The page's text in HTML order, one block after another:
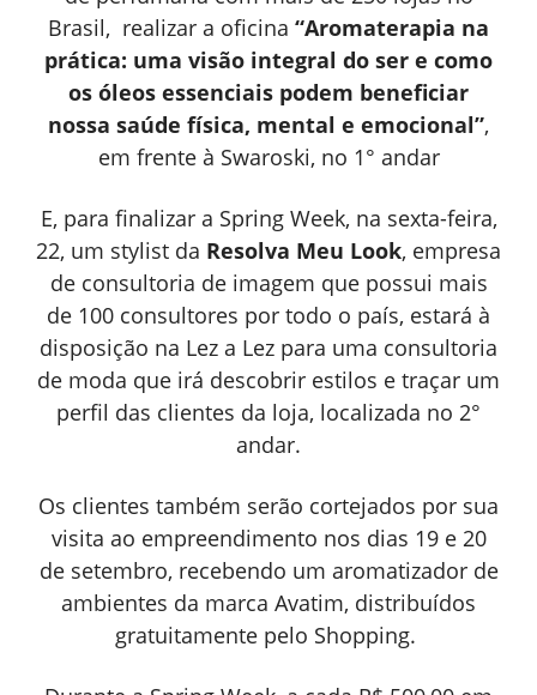
Brasil, realizar a oficina “Aromaterapia na
prática: uma visão integral do ser e como
os óleos essenciais podem beneficiar
nossa saúde física, mental e emocional”,
em frente à Swaroski, no 1° andar
E, para finalizar a Spring Week, na sexta-feira,
22, um stylist da Resolva Meu Look, empresa
de consultoria de imagem que possui mais
de 100 consultores por todo o país, estará à
disposição na Lez a Lez para uma consultoria
de moda que irá descobrir estilos e traçar um
perfil das clientes da loja, localizada no 2°
andar.
Os clientes também serão cortejados por sua
visita ao empreendimento nos dias 19 e 20
de setembro, recebendo um aromatizador de
ambientes da marca Avatim, distribuídos
gratuitamente pelo Shopping.